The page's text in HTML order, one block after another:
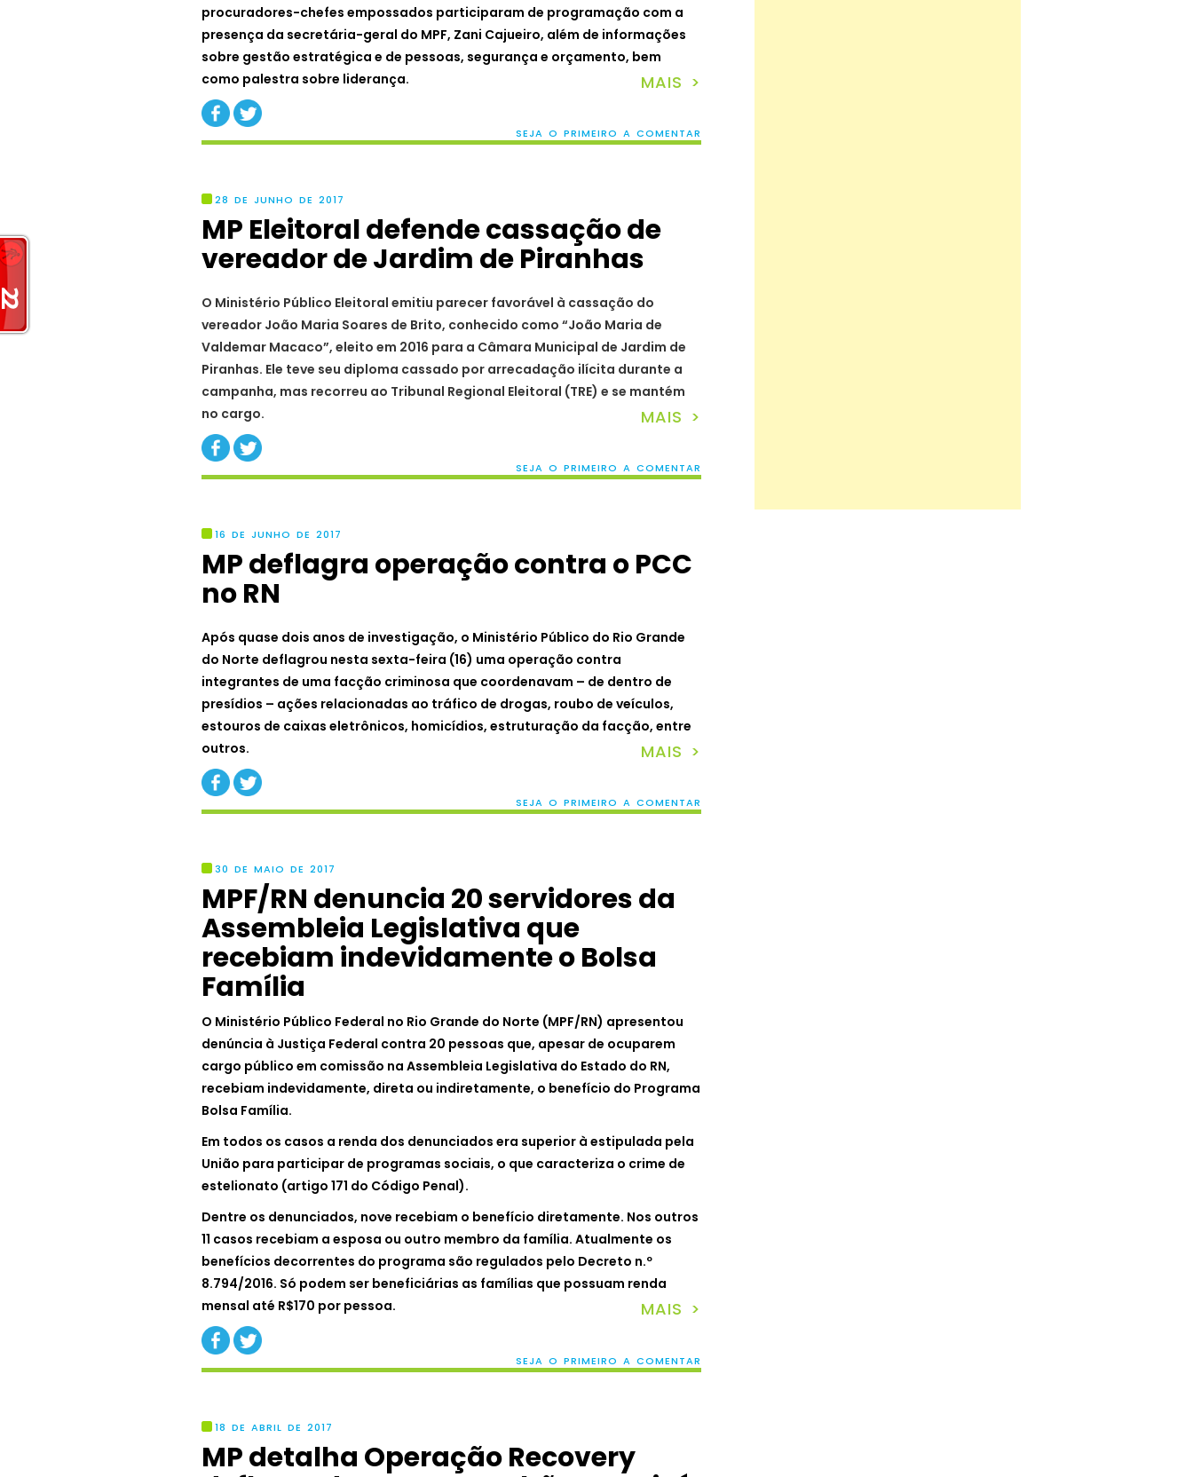
procuradores-chefes empossados participaram de programação com a
presença da secretária-geral do MPF, Zani Cajueiro, além de informações
sobre gestão estratégica e de pessoas, segurança e orçamento, bem
como palestra sobre liderança.
MAIS >
SEJA O PRIMEIRO A COMENTAR
28 DE JUNHO DE 2017
MP Eleitoral defende cassação de
vereador de Jardim de Piranhas
O Ministério Público Eleitoral emitiu parecer favorável à cassação do
vereador João Maria Soares de Brito, conhecido como “João Maria de
Valdemar Macaco”, eleito em 2016 para a Câmara Municipal de Jardim de
Piranhas. Ele teve seu diploma cassado por arrecadação ilícita durante a
campanha, mas recorreu ao Tribunal Regional Eleitoral (TRE) e se mantém
no cargo.
MAIS >
SEJA O PRIMEIRO A COMENTAR
16 DE JUNHO DE 2017
MP deflagra operação contra o PCC
no RN
Após quase dois anos de investigação, o Ministério Público do Rio Grande
do Norte deflagrou nesta sexta-feira (16) uma operação contra
integrantes de uma facção criminosa que coordenavam – de dentro de
presídios – ações relacionadas ao tráfico de drogas, roubo de veículos,
estouros de caixas eletrônicos, homicídios, estruturação da facção, entre
outros.
MAIS >
SEJA O PRIMEIRO A COMENTAR
30 DE MAIO DE 2017
MPF/RN denuncia 20 servidores da
Assembleia Legislativa que
recebiam indevidamente o Bolsa
Família
O Ministério Público Federal no Rio Grande do Norte (MPF/RN) apresentou
denúncia à Justiça Federal contra 20 pessoas que, apesar de ocuparem
cargo público em comissão na Assembleia Legislativa do Estado do RN,
recebiam indevidamente, direta ou indiretamente, o benefício do Programa
Bolsa Família.
Em todos os casos a renda dos denunciados era superior à estipulada pela
União para participar de programas sociais, o que caracteriza o crime de
estelionato (artigo 171 do Código Penal).
Dentre os denunciados, nove recebiam o benefício diretamente. Nos outros
11 casos recebiam a esposa ou outro membro da família. Atualmente os
benefícios decorrentes do programa são regulados pelo Decreto n.º
8.794/2016. Só podem ser beneficiárias as famílias que possuam renda
mensal até R$170 por pessoa.
MAIS >
SEJA O PRIMEIRO A COMENTAR
18 DE ABRIL DE 2017
MP detalha Operação Recovery